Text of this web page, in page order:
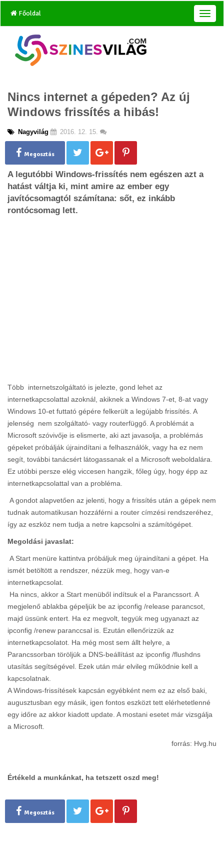
Főoldal
T
o
Nincs internet a gépeden? Az új
Windows frissítés a hibás!
Nagyvilág 2016. 12. 15.
Megosztás
A legutóbbi Windows-frissítés nem egészen azt a
hatást váltja ki, mint amire az ember egy
javítócsomagtól számítana: sőt, ez inkább
rontócsomag lett.
Több internetszolgáltató is jelezte, gond lehet az
internetkapcsolattal azoknál, akiknek a Windows 7-et, 8-at vagy
Windows 10-et futtató gépére felkerült a legújabb frissítés. A
jelenség nem szolgáltató- vagy routerfüggő. A problémát a
Microsoft szóvivője is elismerte, aki azt javasolja, a problémás
gépeket próbálják újraindítani a felhasználók, vagy ha ez nem
segít, további tanácsért látogassanak el a Microsoft weboldalára.
Ez utóbbi persze elég viccesen hangzik, főleg úgy, hogy épp az
internetkapcsolattal van a probléma.
A gondot alapvetően az jelenti, hogy a frissítés után a gépek nem
tudnak automatikusan hozzáférni a router címzési rendszeréhez,
így az eszköz nem tudja a netre kapcsolni a számítógépet.
Megoldási javaslat:
A Start menüre kattintva próbáljuk meg újraindítani a gépet. Ha
ismét betöltött a rendszer, nézzük meg, hogy van-e
internetkapcsolat.
Ha nincs, akkor a Start menüből indítsuk el a Parancssort. A
megjelenő ablakba gépeljük be az ipconfig /release parancsot,
majd üssünk entert. Ha ez megvolt, tegyük meg ugyanazt az
ipconfig /renew paranccsal is. Ezután ellenőrizzük az
internetkapcsolatot. Ha még most sem állt helyre, a
Parancssorban töröljük a DNS-beállítást az ipconfig /flushdns
utasítás segítségével. Ezek után már elvileg működnie kell a
kapcsolatnak.
A Windows-frissítések kapcsán egyébként nem ez az első baki,
augusztusban egy másik, igen fontos eszközt tett elérhetetlenné
egy időre az akkor kiadott update. A mostani esetet már vizsgálja
a Microsoft.
forrás: Hvg.hu
Értékeld a munkánkat, ha tetszett oszd meg!
Megosztás